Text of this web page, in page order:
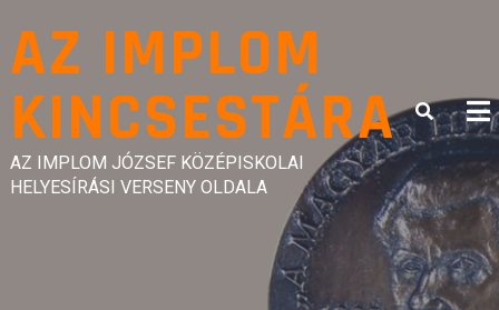
content
AZ IMPLOM
KINCSESTÁRA
AZ IMPLOM JÓZSEF KÖZÉPISKOLAI
HELYESÍRÁSI VERSENY OLDALA